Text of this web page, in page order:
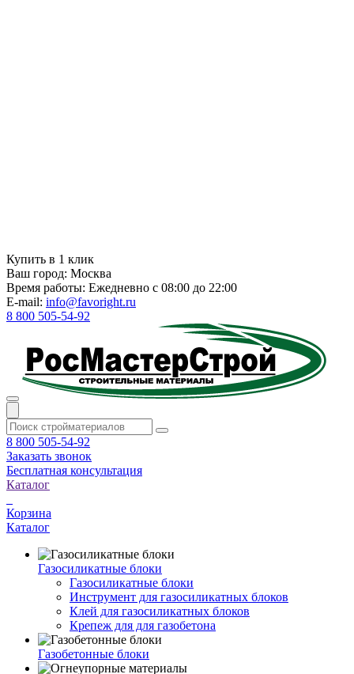
Купить в 1 клик
Ваш город: Москва
Время работы: Ежедневно с 08:00 до 22:00
E-mail: info@favoright.ru
8 800 505-54-92
8 800 505-54-92
Заказать звонок
Бесплатная консультация
Каталог
Корзина
Каталог
Газосиликатные блоки
Газосиликатные блоки
Инструмент для газосиликатных блоков
Клей для газосиликатных блоков
Крепеж для для газобетона
Газобетонные блоки